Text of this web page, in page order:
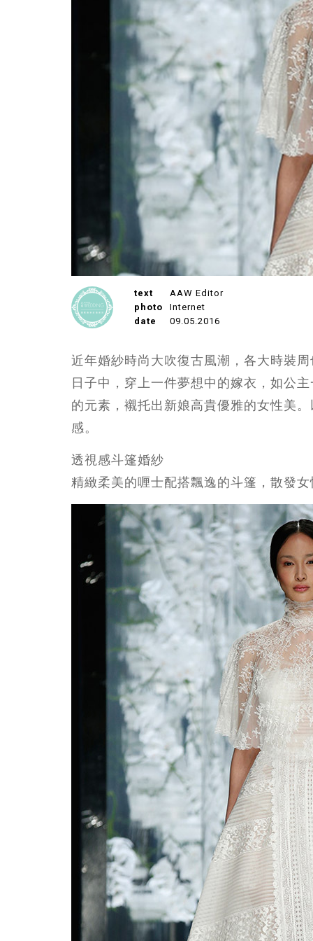
text
AAW Editor
photo
Internet
date
09.05.2016
近年婚紗時尚大吹復古風潮，各大時裝
日子中，穿上一件夢想中的嫁衣，如公
的元素，襯托出新娘高貴優雅的女性美
感。
透視感斗篷婚紗
精緻柔美的喱士配搭飄逸的斗篷，散發